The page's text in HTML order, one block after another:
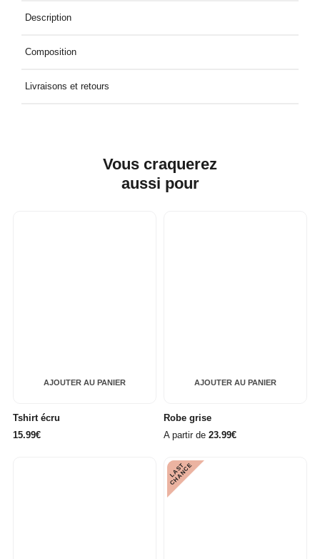
Description
Composition
Livraisons et retours
Vous craquerez
aussi pour
AJOUTER AU PANIER
Tshirt écru
15.99€
AJOUTER AU PANIER
Robe grise
A partir de 23.99€
L
A
S
T
C
H
A
N
C
E